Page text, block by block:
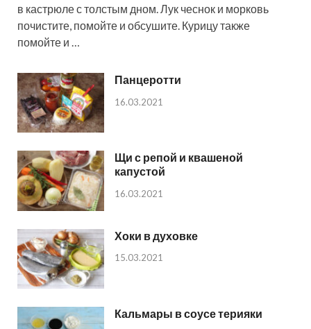
в кастрюле с толстым дном. Лук чеснок и морковь
почистите, помойте и обсушите. Курицу также
помойте и …
Панцеротти
16.03.2021
Щи с репой и квашеной
капустой
16.03.2021
Хоки в духовке
15.03.2021
Кальмары в соусе терияки